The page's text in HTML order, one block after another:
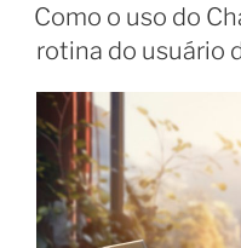
Como o uso do
rotina do usuário